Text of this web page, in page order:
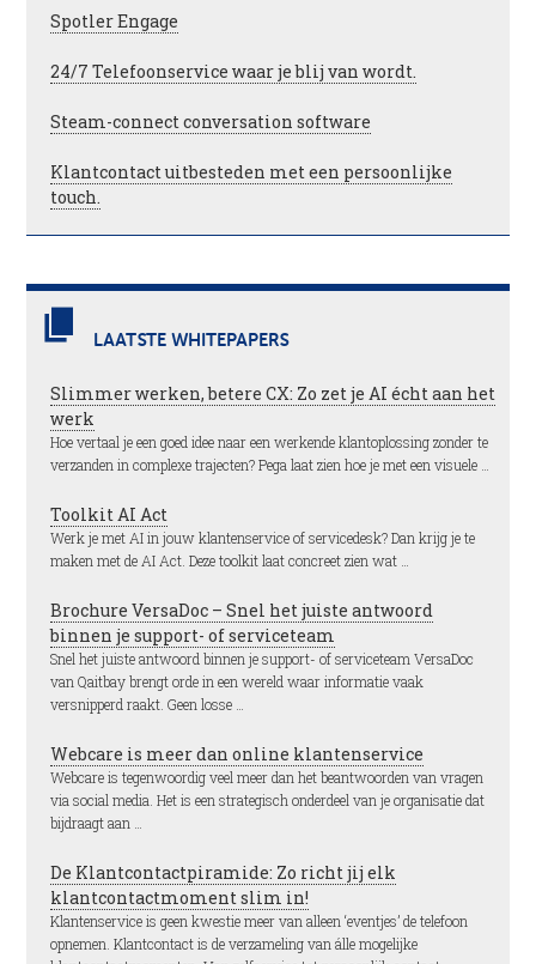
Spotler Engage
24/7 Telefoonservice waar je blij van wordt.
Steam-connect conversation software
Klantcontact uitbesteden met een persoonlijke
touch.
LAATSTE WHITEPAPERS
Slimmer werken, betere CX: Zo zet je AI écht aan het
werk
Hoe vertaal je een goed idee naar een werkende klantoplossing zonder te
verzanden in complexe trajecten? Pega laat zien hoe je met een visuele …
Toolkit AI Act
Werk je met AI in jouw klantenservice of servicedesk? Dan krijg je te
maken met de AI Act. Deze toolkit laat concreet zien wat …
Brochure VersaDoc – Snel het juiste antwoord
binnen je support- of serviceteam
Snel het juiste antwoord binnen je support- of serviceteam VersaDoc
van Qaitbay brengt orde in een wereld waar informatie vaak
versnipperd raakt. Geen losse …
Webcare is meer dan online klantenservice
Webcare is tegenwoordig veel meer dan het beantwoorden van vragen
via social media. Het is een strategisch onderdeel van je organisatie dat
bijdraagt aan …
De Klantcontactpiramide: Zo richt jij elk
klantcontactmoment slim in!
Klantenservice is geen kwestie meer van alleen ‘eventjes’ de telefoon
opnemen. Klantcontact is de verzameling van álle mogelijke